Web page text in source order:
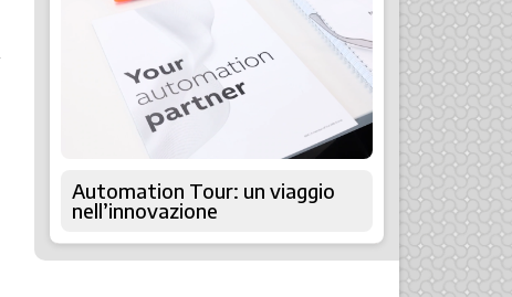
Automation Tour: un viaggio
nell’innovazione